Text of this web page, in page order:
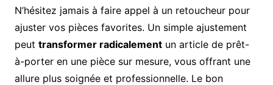
N’hésitez jamais à faire appel à un retoucheur pour
ajuster vos pièces favorites. Un simple ajustement
peut transformer radicalementun article de prêt-
à-porter en une pièce sur mesure, vous offrant une
allure plus soignée et professionnelle. Le bon